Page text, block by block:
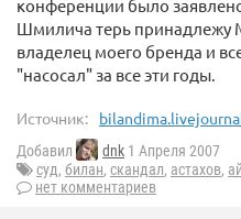
конференции было
Шмилича терь принадлежу
владелец моего бренда и
"насосал" за все эти годы.
Источник:
Добавил dnk 1 Апреля 2007
суд, билан, скандал, астахов,
нет комментариев